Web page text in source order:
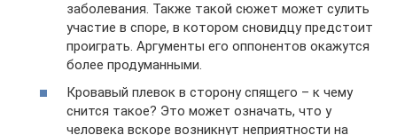
заболевания. Также такой сюжет может сулить
участие в споре, в котором сновидцу предстоит
проиграть. Аргументы его оппонентов окажутся
более продуманными.
Кровавый плевок в сторону спящего – к чему
снится такое? Это может означать, что у
человека вскоре возникнут неприятности на